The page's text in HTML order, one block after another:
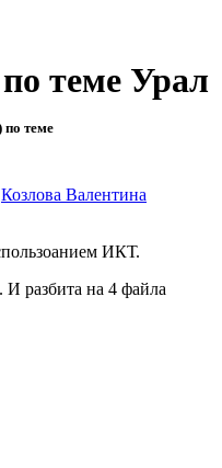
теме Урал
по теме
Козлова Валентина
ИКТ.
И разбита на 4 файла